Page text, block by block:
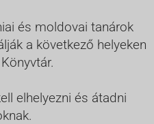
és moldovai tanárok
a következő helyeken
.
elhelyezni és átadni